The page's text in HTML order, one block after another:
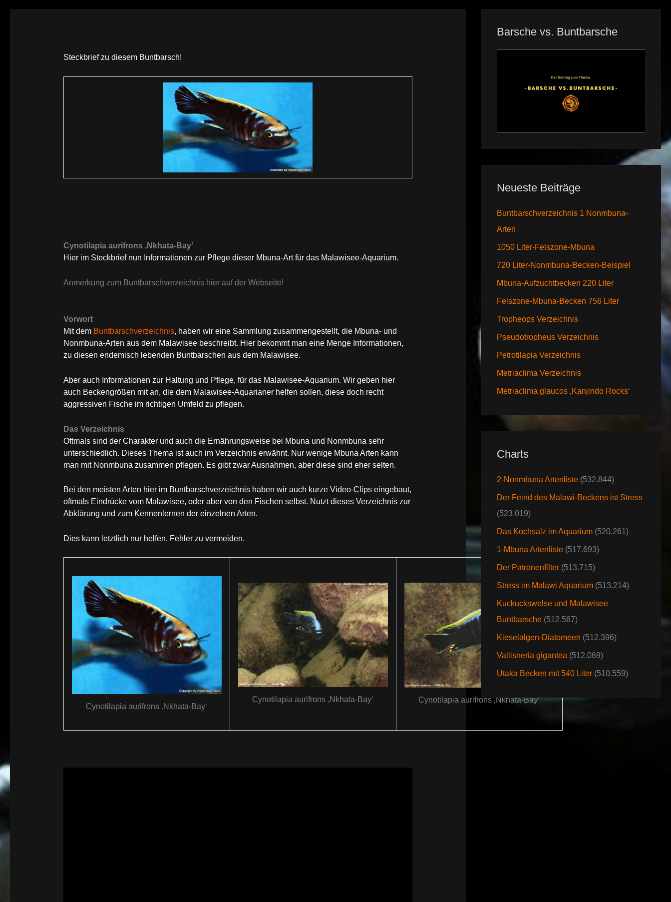
Steckbrief zu diesem Buntbarsch!
Cynotilapia aurifrons ‚Nkhata-Bay‘
Hier im Steckbrief nun Informationen zur Pflege dieser Mbuna-Art für das Malawisee-Aquarium.
Anmerkung zum Buntbarschverzeichnis hier auf der Webseite!
Vorwort
Mit dem Buntbarschverzeichnis, haben wir eine Sammlung zusammengestellt, die Mbuna- und
Nonmbuna-Arten aus dem Malawisee beschreibt. Hier bekommt man eine Menge Informationen,
zu diesen endemisch lebenden Buntbarschen aus dem Malawisee.
Aber auch Informationen zur Haltung und Pflege, für das Malawisee-Aquarium. Wir geben hier
auch Beckengrößen mit an, die dem Malawisee-Aquarianer helfen sollen, diese doch recht
aggressiven Fische im richtigen Umfeld zu pflegen.
Das Verzeichnis
Oftmals sind der Charakter und auch die Ernährungsweise bei Mbuna und Nonmbuna sehr
unterschiedlich. Dieses Thema ist auch im Verzeichnis erwähnt. Nur wenige Mbuna Arten kann
man mit Nonmbuna zusammen pflegen. Es gibt zwar Ausnahmen, aber diese sind eher selten.
Bei den meisten Arten hier im Buntbarschverzeichnis haben wir auch kurze Video-Clips eingebaut,
oftmals Eindrücke vom Malawisee, oder aber von den Fischen selbst. Nutzt dieses Verzeichnis zur
Abklärung und zum Kennenlernen der einzelnen Arten.
Dies kann letztlich nur helfen, Fehler zu vermeiden.
Cynotilapia aurifrons ‚Nkhata-Bay‘
Cynotilapia aurifrons ‚Nkhata-Bay‘ Cynotilapia aurifrons ‚Nkhata-Bay‘
Barsche vs. Buntbarsche
Neueste Beiträge
Buntbarschverzeichnis 1 Nonmbuna-
Arten
1050 Liter-Felszone-Mbuna
720 Liter-Nonmbuna-Becken-Beispiel
Mbuna-Aufzuchtbecken 220 Liter
Felszone-Mbuna-Becken 756 Liter
Tropheops Verzeichnis
Pseudotropheus Verzeichnis
Petrotilapia Verzeichnis
Metriaclima Verzeichnis
Metriaclima glaucos ‚Kanjindo Rocks‘
Charts
2-Nonmbuna Artenliste (532.844)
Der Feind des Malawi-Beckens ist Stress
(523.019)
Das Kochsalz im Aquarium (520.261)
1-Mbuna Artenliste (517.693)
Der Patronenfilter (513.715)
Stress im Malawi Aquarium (513.214)
Kuckuckswelse und Malawisee
Buntbarsche (512.567)
Kieselalgen-Diatomeen (512.396)
Vallisneria gigantea (512.069)
Utaka Becken mit 540 Liter (510.559)